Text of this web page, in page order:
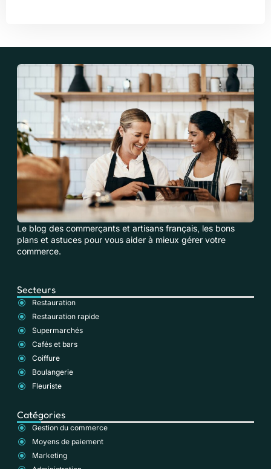
Le blog des commerçants et artisans français, les bons
plans et astuces pour vous aider à mieux gérer votre
commerce.
Secteurs
Restauration
Restauration rapide
Supermarchés
Cafés et bars
Coiffure
Boulangerie
Fleuriste
Catégories
Gestion du commerce
Moyens de paiement
Marketing